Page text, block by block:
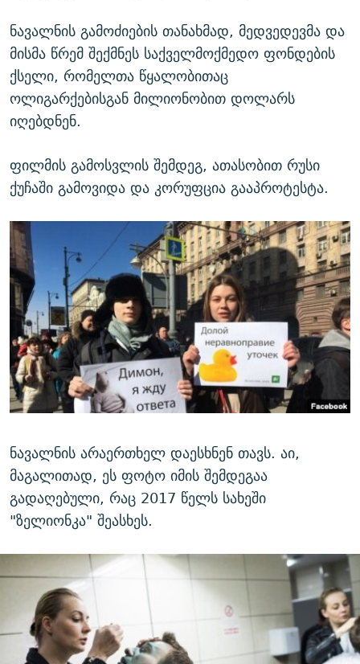
ნავალნის გამოძიების თანახმად, მედვედევმა და
მისმა წრემ შექმნეს საქველმოქმედო ფონდების
ქსელი, რომელთა წყალობითაც
ოლიგარქებისგან მილიონობით დოლარს
იღებდნენ.
ფილმის გამოსვლის შემდეგ, ათასობით რუსი
ქუჩაში გამოვიდა და კორუფცია გააპროტესტა.
ნავალნის არაერთხელ დაესხნენ თავს. აი,
მაგალითად, ეს ფოტო იმის შემდეგაა
გადაღებული, რაც 2017 წელს სახეში
"ზელიონკა" შეასხეს.